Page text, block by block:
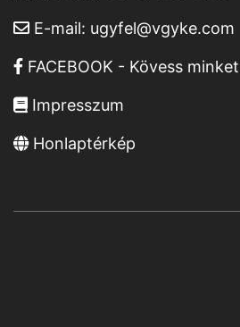
E-mail: ugyfel@vgyke.com
FACEBOOK - Kövess
Impresszum
Honlaptérkép